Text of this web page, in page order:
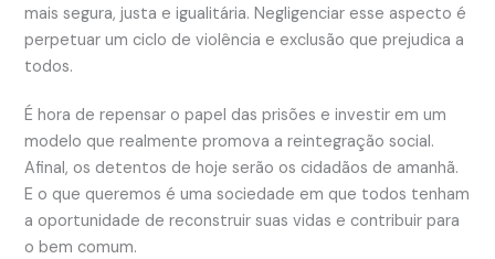
mais segura, justa e igualitária. Negligenciar esse aspecto é
perpetuar um ciclo de violência e exclusão que prejudica a
todos.
É hora de repensar o papel das prisões e investir em um
modelo que realmente promova a reintegração social.
Afinal, os detentos de hoje serão os cidadãos de amanhã.
E o que queremos é uma sociedade em que todos tenham
a oportunidade de reconstruir suas vidas e contribuir para
o bem comum.